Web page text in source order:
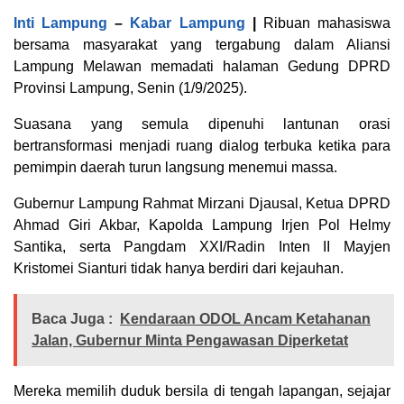
Inti Lampung – Kabar Lampung
Ribuan mahasiswa
bersama masyarakat yang tergabung dalam Aliansi
Lampung Melawan memadati halaman Gedung DPRD
Provinsi Lampung, Senin (1/9/2025).
‎Suasana yang semula dipenuhi lantunan orasi
bertransformasi menjadi ruang dialog terbuka ketika para
pemimpin daerah turun langsung menemui massa.
‎Gubernur Lampung Rahmat Mirzani Djausal, Ketua DPRD
Ahmad Giri Akbar, Kapolda Lampung Irjen Pol Helmy
Santika, serta Pangdam XXI/Radin Inten II Mayjen
Kristomei Sianturi tidak hanya berdiri dari kejauhan.
Baca Juga :
Kendaraan ODOL Ancam Ketahanan
Jalan, Gubernur Minta Pengawasan Diperketat
Mereka memilih duduk bersila di tengah lapangan, sejajar